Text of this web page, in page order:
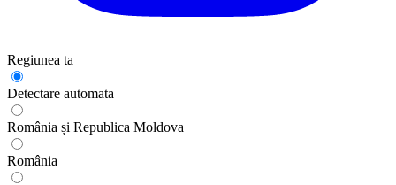
Regiunea ta
Detectare automata
România și Republica Moldova
România